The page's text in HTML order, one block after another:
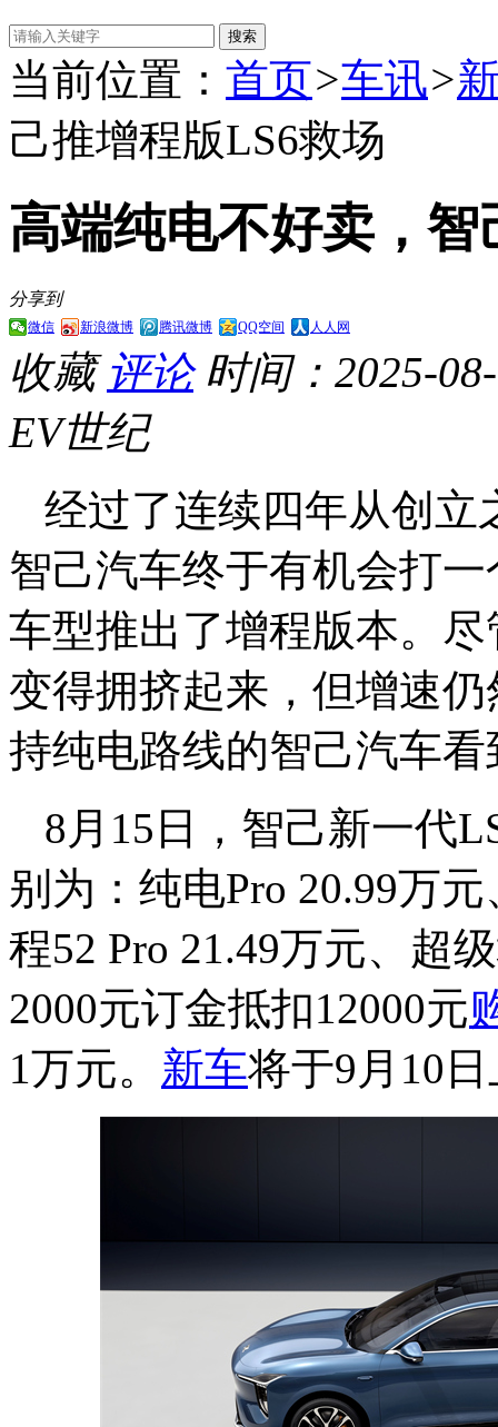
当前位置： 首页>车讯>
己推增程版LS6救场
高端纯电不好卖，
分享到
微信 新浪微博 腾讯微博 QQ空间 人人网
收藏 评论 时间：2025-
EV世纪
经过了连续四年从创立
智己汽车终于有机会打
车型推出了增程版本。
变得拥挤起来，但增速仍
持纯电路线的智己汽车
8月15日，智己新一代
别为：纯电Pro 20.99万元
程52 Pro 21.49万元、超
2000元订金抵扣12000元
1万元。 新车将于9月10